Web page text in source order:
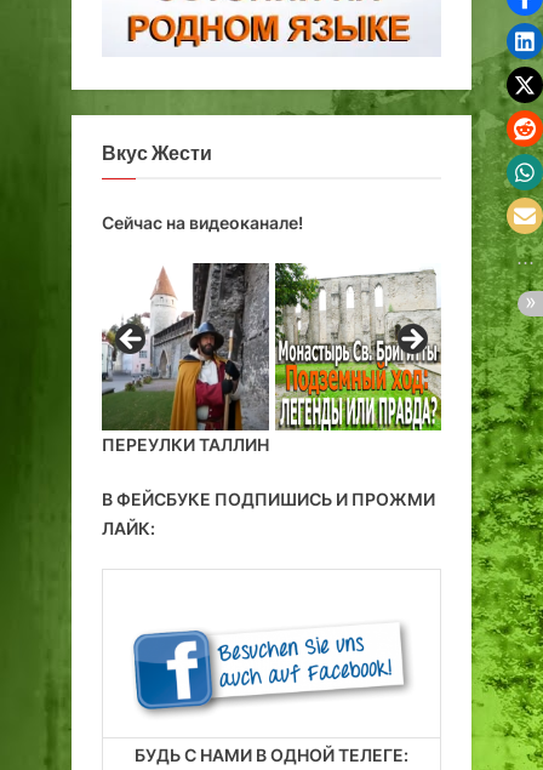
Вкус Жести
Сейчас на видеоканале!
ПЕРЕУЛКИ ТАЛЛИН
В ФЕЙСБУКЕ ПОДПИШИСЬ И ПРОЖМИ
ЛАЙК:
БУДЬ С НАМИ В ОДНОЙ ТЕЛЕГЕ: